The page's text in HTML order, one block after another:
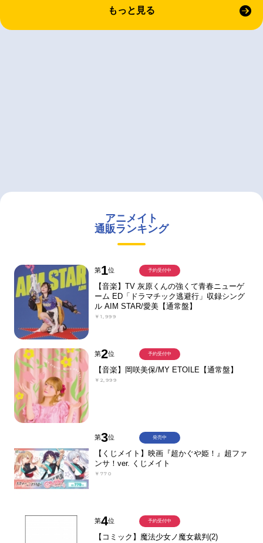
もっと見る
アニメイト
通販ランキング
第1位
【音楽】TV 灰原くんの強くて青春ニューゲ
ーム ED「ドラマチック逃避行」収録シング
ル AIM STAR/愛美【通常盤】
￥1,999
予約受付中
第2位
【音楽】岡咲美保/MY ETOILE【通常盤】
￥2,999
予約受付中
第3位
【くじメイト】映画『超かぐや姫！』超ファ
ンサ！ver. くじメイト
￥770
発売中
第4位
【コミック】魔法少女ノ魔女裁判(2)
予約受付中